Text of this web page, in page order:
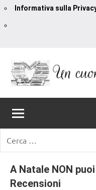
Informativa sulla
contenuto
Un
Cuore
Tra
I
Libri
romanzi
romance
e
non
solo.
Recensioni,
per:
A Natale NON
Recensioni